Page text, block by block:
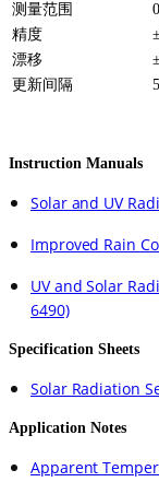
测量范围
精度
漂移
更新间隔
Instruction Manuals
Solar and UV
Improved Rain
UV and Solar
6490)
Specification Sheets
Solar Radiation
Application Notes
Apparent